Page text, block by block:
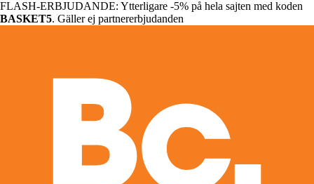
FLASH-ERBJUDANDE: Ytterligare -5% på hela sajten med koden
BASKET5. Gäller ej partnererbjudanden